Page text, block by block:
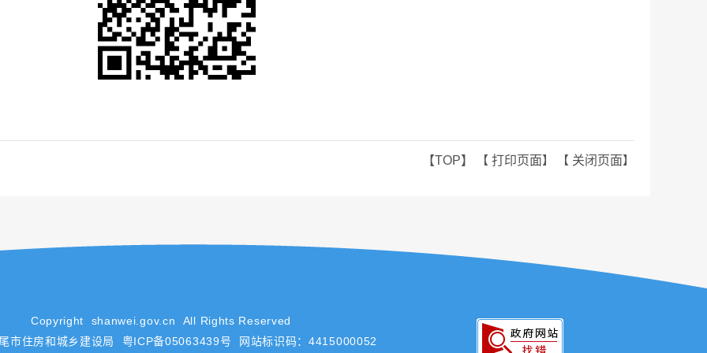
【TOP】 【 打印页面】 【 关闭页面】
Copyright shanwei.gov.cn All Rights Reserved
市住房和城乡建设局 粤ICP备05063439号 网站标识码：4415000052